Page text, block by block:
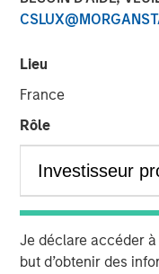
Lieu
France
Rôle
Je déclare accéder
but d’obtenir des
Company well-
Stuttgart, Germany -
battery systems,
funding round of $95
Teachers’ Venture
Ontario Teachers'
Morgan Stanley